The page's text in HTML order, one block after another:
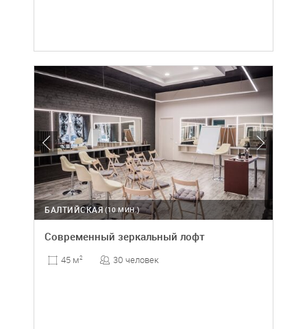
(10 МИН.)
БАЛТИЙСКАЯ
Современный зеркальный лофт
45 м2 30 человек